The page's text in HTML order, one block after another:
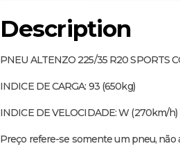
Description
PNEU ALTENZO 225/35 R20 SPORTS
INDICE DE CARGA: 93 (650kg)
INDICE DE VELOCIDADE: W (270km/h)
Preço refere-se somente um pneu, não